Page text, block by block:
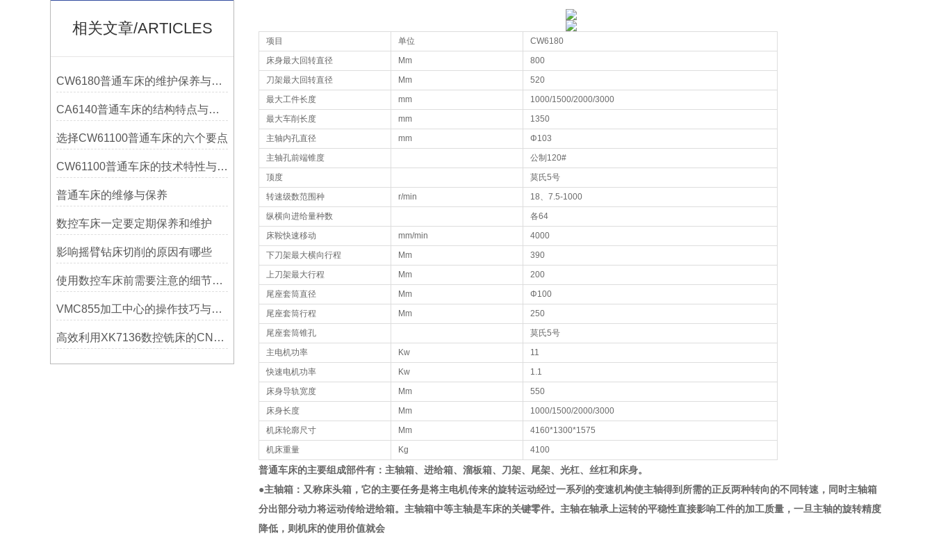
相关文章/ARTICLES
CW6180普通车床的维护保养与延长使用寿命技巧说明
CA6140普通车床的结构特点与工作原理解析
选择CW61100普通车床的六个要点
CW61100普通车床的技术特性与操作优势
普通车床的维修与保养
数控车床一定要定期保养和维护
影响摇臂钻床切削的原因有哪些
使用数控车床前需要注意的细节有哪些呢？
VMC855加工中心的操作技巧与维护指南
高效利用XK7136数控铣床的CNC系统？
项目 单位
CW6180
床身最大回转直径
Mm
800
刀架最大回转直径
Mm
520
最大工件长度
mm
1000/1500/2000/3000
最大车削长度
mm
1350
主轴内孔直径
mm
Φ103
主轴孔前端锥度
公制120#
顶度
莫氏5号
转速级数范围种
r/min
18、7.5-1000
纵横向进给量种数
各64
床鞍快速移动
mm/min
4000
下刀架最大横向行程
Mm
390
上刀架最大行程
Mm
200
尾座套筒直径
Mm
Φ100
尾座套筒行程
Mm
250
尾座套筒锥孔
莫氏5号
主电机功率
Kw
11
快速电机功率
Kw
1.1
床身导轨宽度
Mm
550
床身长度
Mm
1000/1500/2000/3000
机床轮廓尺寸
Mm
4160*1300*1575
机床重量
Kg 4100
普通车床的主要组成部件有：主轴箱、进给箱、溜板箱、刀架、尾架、光杠、丝杠和床身。
●主轴箱：又称床头箱，它的主要任务是将主电机传来的旋转运动经过一系列的变速机构使主轴得到所需的正反两种转向的不同转速，同时主轴箱
分出部分动力将运动传给进给箱。主轴箱中等主轴是车床的关键零件。主轴在轴承上运转的平稳性直接影响工件的加工质量，一旦主轴的旋转精度
降低，则机床的使用价值就会